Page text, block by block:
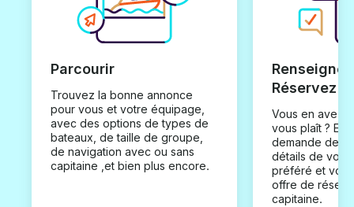
Parcourir
Trouvez la bonne annonce
pour vous et votre équipage,
avec des options de types de
bateaux, de taille de groupe,
de navigation avec ou sans
capitaine ,et bien plus encore.
Réservez
Vous en avez
vous plaît ?
demande de
détails de
préféré et
offre de
capitaine.